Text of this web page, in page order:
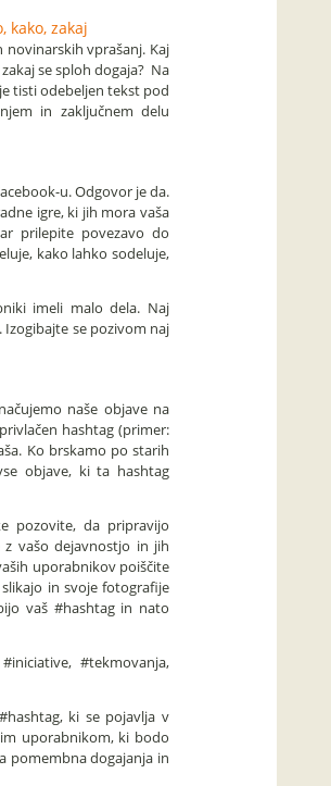
kako, zakaj
vprašanj. Kaj
se sploh dogaja? Na
tisti odebeljen tekst pod
in zaključnem delu
u. Odgovor je da.
igre, ki jih mora vaša
prilepite povezavo do
kako lahko sodeluje,
imeli malo dela. Naj
se pozivom naj
naše objave na
hashtag (primer:
Ko brskamo po starih
objave, ki ta hashtag
pozovite, da pripravijo
vašo dejavnostjo in jih
uporabnikov poiščite
in svoje fotografije
vaš #hashtag in nato
#tekmovanja,
ki se pojavlja v
uporabnikom, ki bodo
pomembna dogajanja in